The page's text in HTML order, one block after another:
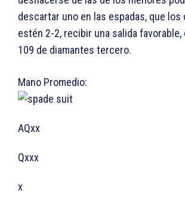
descartar uno en las espadas, que los
estén 2-2, recibir una salida favorable,
109 de diamantes tercero.
Mano Promedio:
AQxx
Qxxx
x